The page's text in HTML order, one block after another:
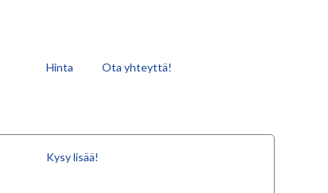
Hinta Ota yhteyttä!
Kysy lisää!